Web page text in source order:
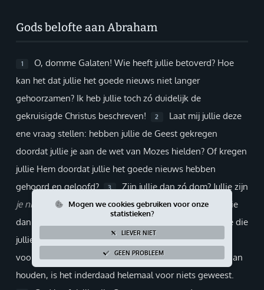
Gods belofte aan Abraham
1
O, domme Galaten! Wie heeft jullie betoverd? Hoe
kan het dat jullie het goede nieuws niet langer
gehoorzamen? Ik heb jullie toch zó duidelijk de
gekruisigde Christus beschreven!
2
Laat mij jullie deze
ene vraag stellen: hebben jullie de Geest gekregen
doordat jullie je aan de wet van Mozes hielden? Of kregen
jullie Hem doordat jullie het goede nieuws hebben
gehoord en geloofd?
3
Zijn jullie dan zó dom? Jullie zijn
je nieuwe levenbegonnen met de Geest. Eindigen jullie
dan nu met het houden van regels?
Is alle ellende die
jullie
vanwege het geloofoverkomen is, dan helemaal
voor niets geweest? Als jullie je nu weer aan de wet gaan
houden, is het inderdaad helemaal voor niets geweest.
Mogen we cookies gebruiken voor onze
statistieken?
LIEVER NIET
GEEN PROBLEEM